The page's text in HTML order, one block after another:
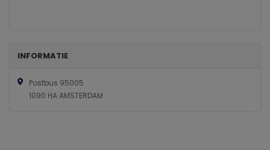
INFORMATIE
Postbus 95005
1090 HA AMSTERDAM